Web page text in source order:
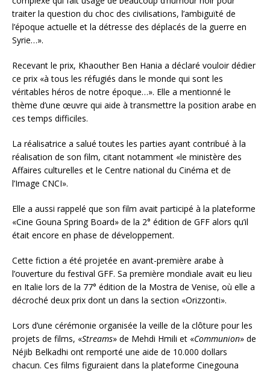
traiter la question du choc des civilisations, l’ambiguïté de
l’époque actuelle et la détresse des déplacés de la guerre en
Syrie…».
Recevant le prix, Khaouther Ben Hania a déclaré vouloir dédier
ce prix «à tous les réfugiés dans le monde qui sont les
véritables héros de notre époque…». Elle a mentionné le
thème d’une œuvre qui aide à transmettre la position arabe en
ces temps difficiles.
La réalisatrice a salué toutes les parties ayant contribué à la
réalisation de son film, citant notamment «le ministère des
Affaires culturelles et le Centre national du Cinéma et de
l’Image CNCI».
Elle a aussi rappelé que son film avait participé à la plateforme
«Cine Gouna Spring Board» de la 2° édition de GFF alors qu’il
était encore en phase de développement.
Cette fiction a été projetée en avant-première arabe à
l’ouverture du festival GFF. Sa première mondiale avait eu lieu
en Italie lors de la 77° édition de la Mostra de Venise, où elle a
décroché deux prix dont un dans la section «Orizzonti».
Lors d’une cérémonie organisée la veille de la clôture pour les
projets de films, «Streams» de Mehdi Hmili et «Communion» de
Néjib Belkadhi ont remporté une aide de 10.000 dollars
chacun. Ces films figuraient dans la plateforme Cinegouna